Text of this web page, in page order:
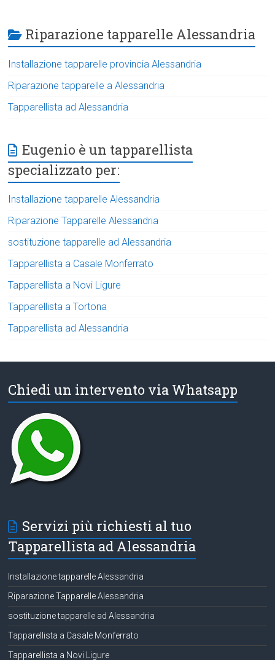
Riparazione tapparelle Alessandria
Installazione tapparelle provincia Alessandria
Riparazione tapparelle a Alessandria
Tapparellista ad Alessandria
Eugenio è un tapparellista
specializzato per:
Installazione tapparelle Alessandria
Riparazione Tapparelle Alessandria
sostituzione tapparelle ad Alessandria
Tapparellista a Casale Monferrato
Tapparellista a Novi Ligure
Tapparellista a Tortona
Tapparellista ad Alessandria
Chiedi un intervento via Whatsapp
Servizi più richiesti al tuo
Tapparellista ad Alessandria
Installazione tapparelle Alessandria
Riparazione Tapparelle Alessandria
sostituzione tapparelle ad Alessandria
Tapparellista a Casale Monferrato
Tapparellista a Novi Ligure